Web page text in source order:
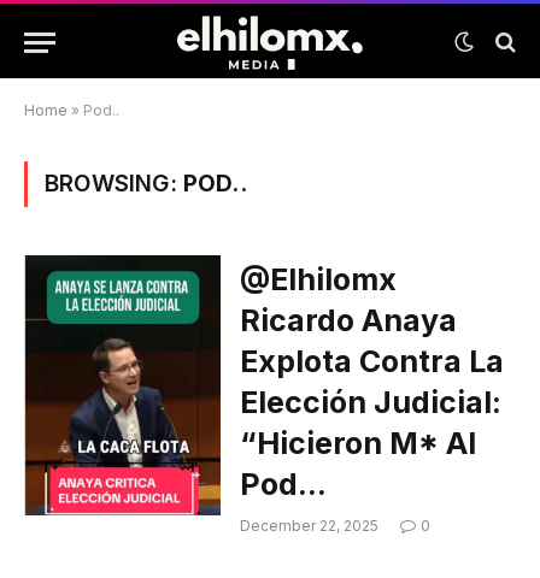
Home » Pod..
BROWSING: POD..
@elhilomx
Ricardo Anaya
Explota Contra La
Elección Judicial:
“Hicieron M* Al
Pod…
December 22, 2025 0